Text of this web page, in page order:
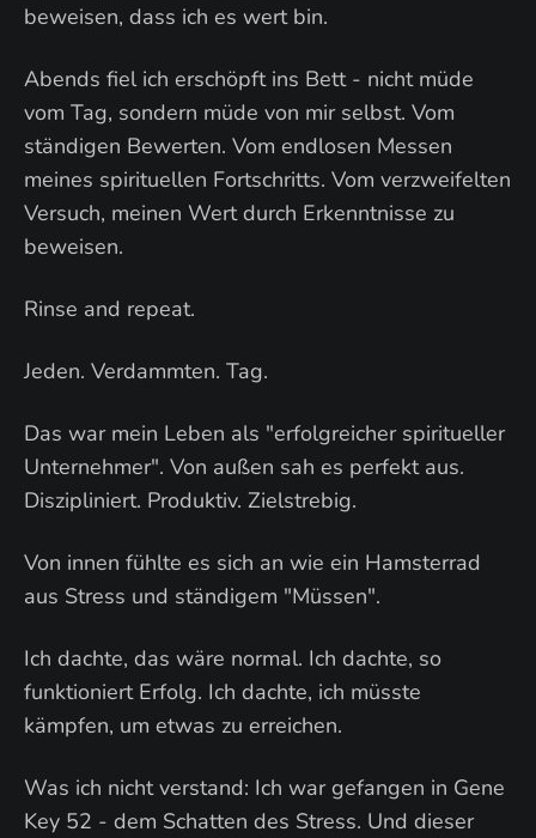
beweisen, dass ich es wert bin.
Abends fiel ich erschöpft ins Bett - nicht müde
vom Tag, sondern müde von mir selbst. Vom
ständigen Bewerten. Vom endlosen Messen
meines spirituellen Fortschritts. Vom verzweifelten
Versuch, meinen Wert durch Erkenntnisse zu
beweisen.
Rinse and repeat.
Jeden. Verdammten. Tag.
Das war mein Leben als "erfolgreicher spiritueller
Unternehmer". Von außen sah es perfekt aus.
Diszipliniert. Produktiv. Zielstrebig.
Von innen fühlte es sich an wie ein Hamsterrad
aus Stress und ständigem "Müssen".
Ich dachte, das wäre normal. Ich dachte, so
funktioniert Erfolg. Ich dachte, ich müsste
kämpfen, um etwas zu erreichen.
Was ich nicht verstand: Ich war gefangen in Gene
Key 52 - dem Schatten des Stress. Und dieser